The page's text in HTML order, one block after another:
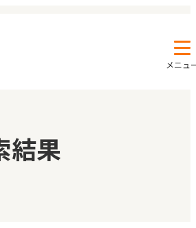
メニュ
ム
らせ
結果